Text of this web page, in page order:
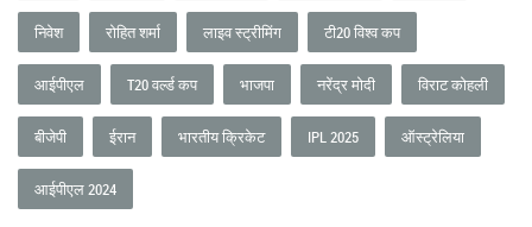
निवेश रोहित शर्मा लाइव स्ट्रीमिंग टी20 विश्व कप
आईपीएल T20 वर्ल्ड कप भाजपा नरेंद्र मोदी विराट कोहली
बीजेपी ईरान भारतीय क्रिकेट IPL 2025 ऑस्ट्रेलिया
आईपीएल 2024